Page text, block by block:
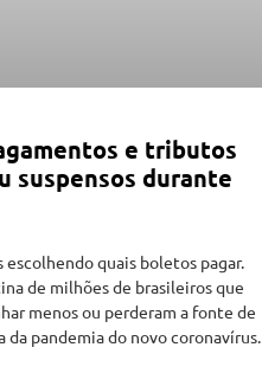
e tributos
suspensos durante
escolhendo quais boletos pagar.
de milhões de brasileiros que
menos ou perderam a fonte de
da pandemia do novo coronavírus.